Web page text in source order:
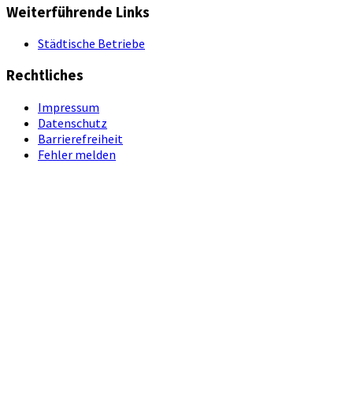
Weiterführende Links
Städtische Betriebe
Rechtliches
Impressum
Datenschutz
Barrierefreiheit
Fehler melden